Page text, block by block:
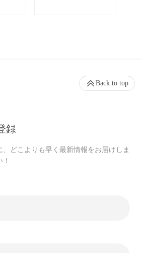
録
、どこよりも早く最新情報をお届けしま
Back to top